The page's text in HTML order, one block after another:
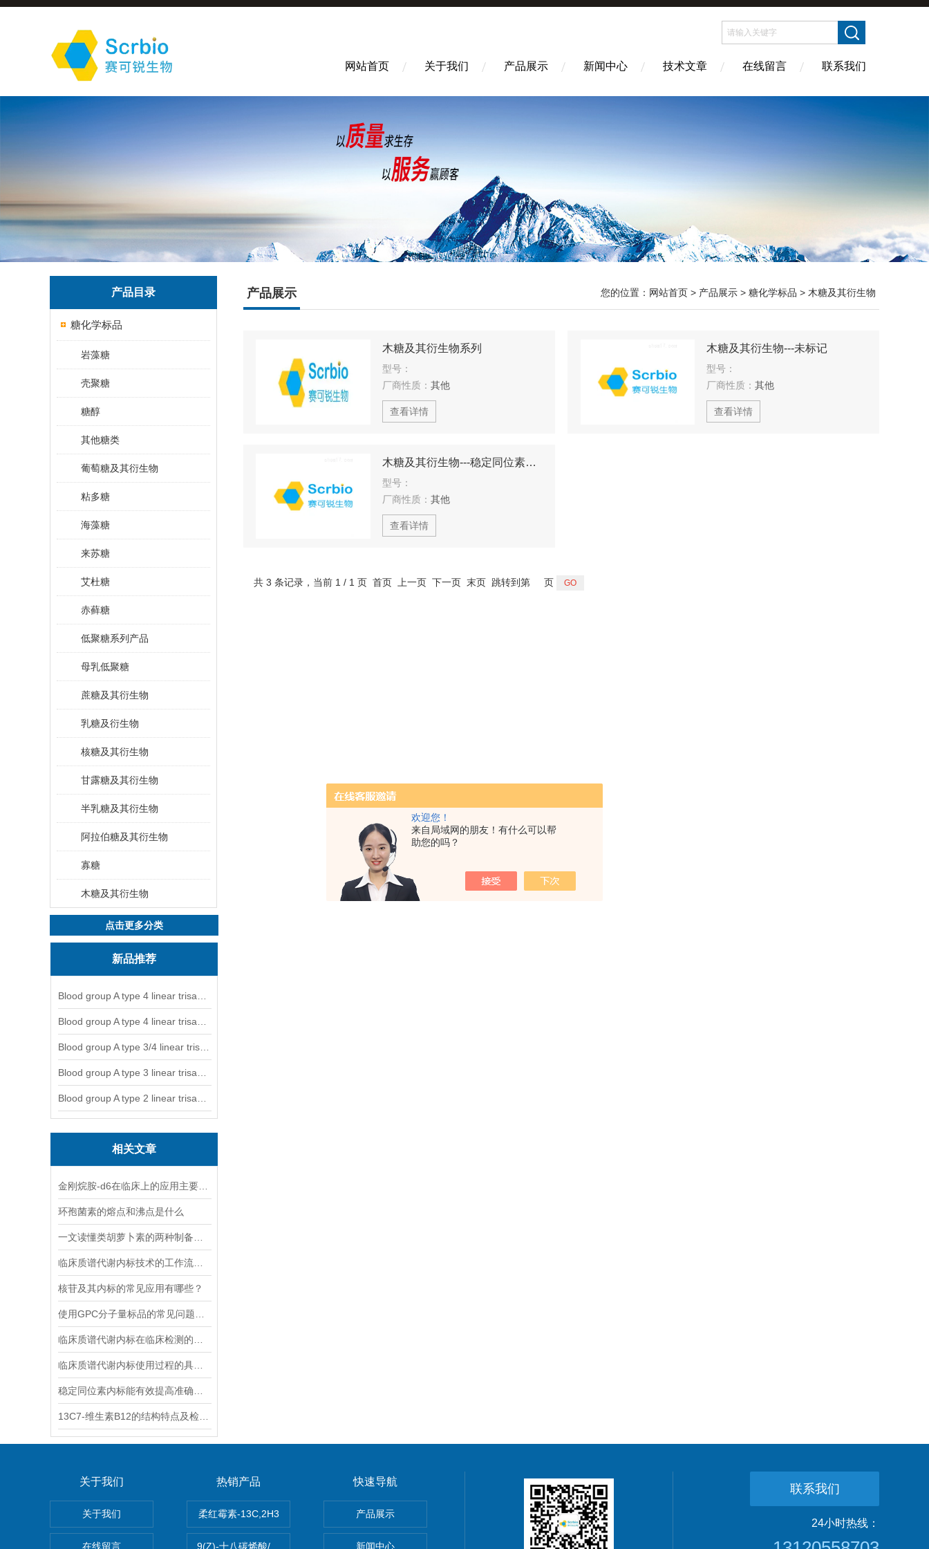
欢迎您！
来自局域网的朋友！有什么可以帮
助您的吗？
网站首页 关于我们 产品展示 新闻中心 技术文章 在线留言 联系我们
产品目录
糖化学标品
岩藻糖
壳聚糖
糖醇
其他糖类
葡萄糖及其衍生物
粘多糖
海藻糖
来苏糖
艾杜糖
赤藓糖
低聚糖系列产品
母乳低聚糖
蔗糖及其衍生物
乳糖及衍生物
核糖及其衍生物
甘露糖及其衍生物
半乳糖及其衍生物
阿拉伯糖及其衍生物
寡糖
木糖及其衍生物
点击更多分类
新品推荐
相关文章
环孢菌素的熔点和沸点是什么
核苷及其内标的常见应用有哪些？
产品展示 您的位置： 网站首页 > 产品展示 > 糖化学标品 > 木糖及其衍生物
木糖及其衍生物系列
型号：
厂商性质： 其他
查看详情
木糖及其衍生物---未标记
型号：
厂商性质： 其他
查看详情
木糖及其衍生物---稳定同位素标记
型号：
厂商性质： 其他
查看详情
共 3 条记录，当前 1 / 1 页 首页 上一页 下一页 末页 跳转到第 页
关于我们
关于我们
在线留言
热销产品
柔红霉素-13C,2H3
9(Z)-十八碳烯酸/油酸
快速导航
产品展示
新闻中心
联系我们
24小时热线：